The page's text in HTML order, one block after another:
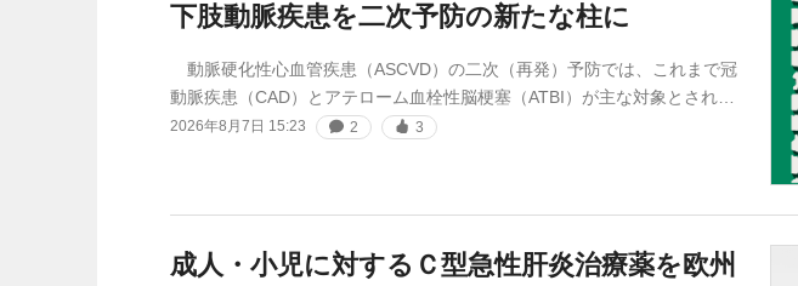
下肢動脈疾患を二次予防の新たな柱に
動脈硬化性心血管疾患（ASCVD）の二次（再発）予防では、これまで冠
動脈疾患（CAD）とアテローム血栓性脳梗塞（ATBI）が主な対象とされ…
2026年8月7日 15:23 2 3
成人・小児に対するＣ型急性肝炎治療薬を欧州